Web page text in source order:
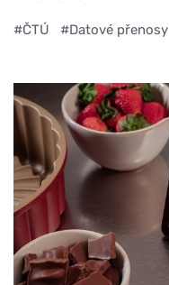
#ČTÚ #Datové přenosy